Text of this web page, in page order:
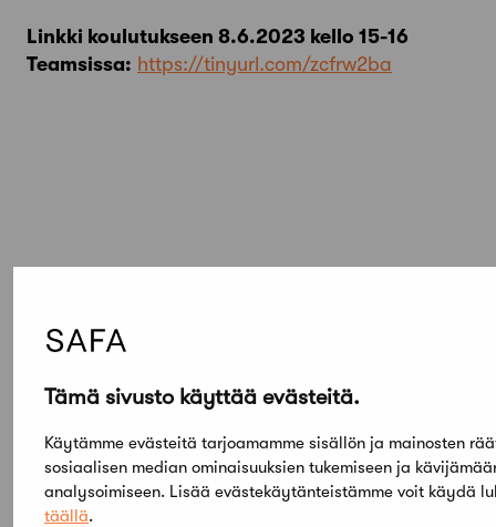
Tämä sivusto käyttää evästeitä.
Käytämme evästeitä tarjoamamme sisällön ja mainosten
sosiaalisen median ominaisuuksien tukemiseen ja
analysoimiseen. Lisää evästekäytänteistämme voit käydä
täällä.
Linkki koulutukseen 8.6.2023 kello 15-16
Teamsissa: https://tinyurl.com/zcfrw2ba
2026
Etsi tapahtumista
05
SU
03